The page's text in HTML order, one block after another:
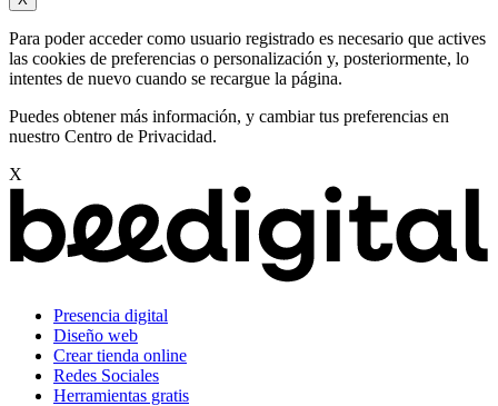
Para poder acceder como usuario registrado es necesario que actives
las cookies de preferencias o personalización y, posteriormente, lo
intentes de nuevo cuando se recargue la página.
Puedes obtener más información, y cambiar tus preferencias en
nuestro Centro de Privacidad.
X
Presencia digital
Diseño web
Crear tienda online
Redes Sociales
Herramientas gratis